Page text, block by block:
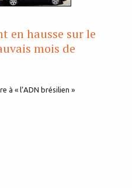
en hausse sur le
mois de